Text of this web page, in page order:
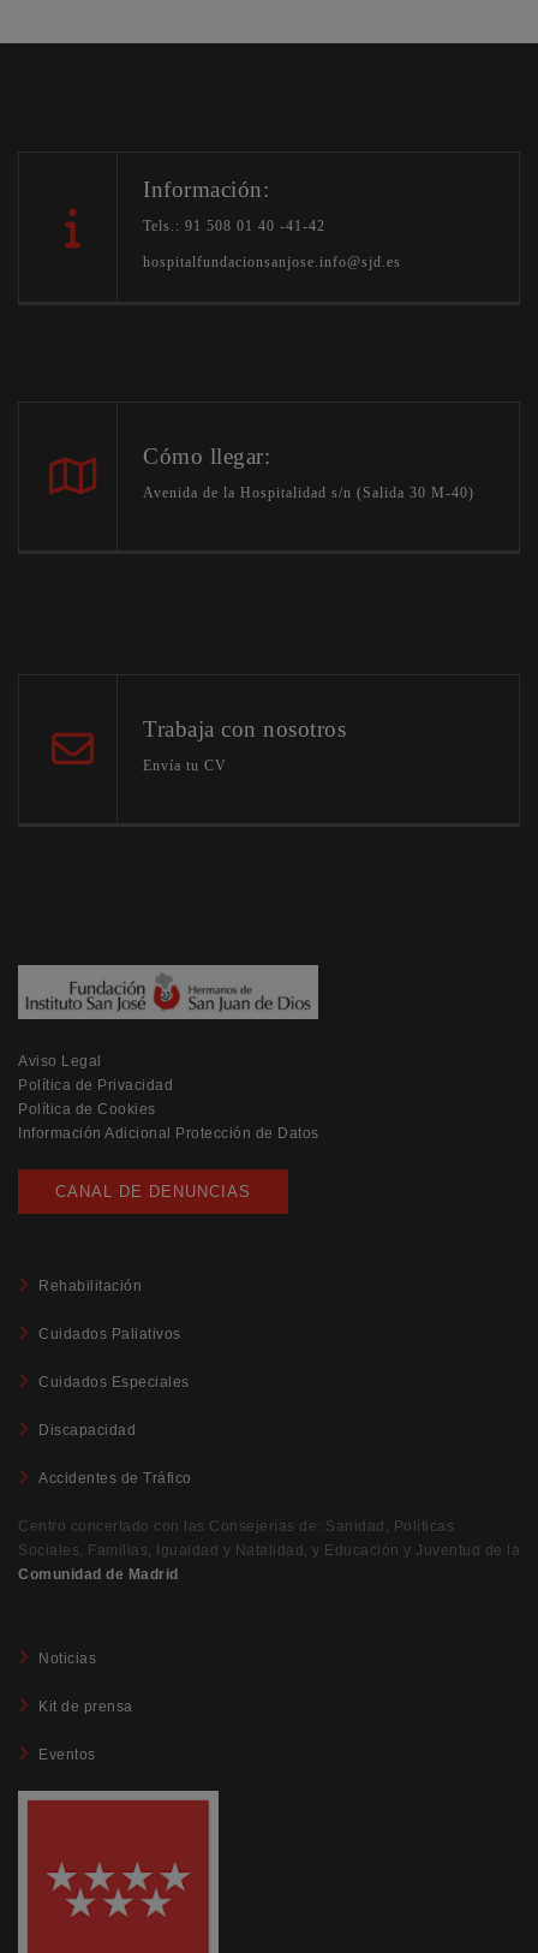
Información:
Tels.: 91 508 01 40 -41-42
hospitalfundacionsanjose.info@sjd.es
Cómo llegar:
Avenida de la Hospitalidad s/n (Salida 30 M-40)
Trabaja con nosotros
Envía tu CV
Aviso Legal
Política de Privacidad
Política de Cookies
Información Adicional Protección de Datos
CANAL DE DENUNCIAS
Rehabilitación
Cuidados Paliativos
Cuidados Especiales
Discapacidad
Accidentes de Tráfico
Centro concertado con las Consejerías de: Sanidad, Políticas
Sociales, Familias, Igualdad y Natalidad, y Educación y Juventud de la
Comunidad de Madrid
Noticias
Kit de prensa
Eventos